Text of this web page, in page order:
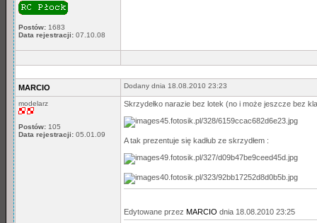
Postów: 1683
Data rejestracji: 07.10.08
MARCIO Dodany dnia 18.08.2010 23:23
modelarz
Postów: 105
Data rejestracji: 05.01.09
Skrzydełko narazie bez lotek (no i może jeszcze bez
A tak prezentuje się kadłub ze skrzydłem :
Edytowane przez MARCIO dnia 18.08.2010 23:25